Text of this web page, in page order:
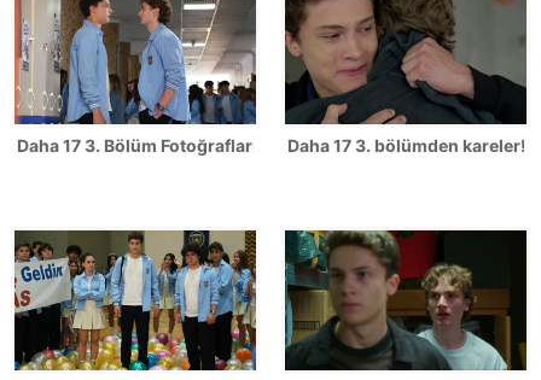
Daha 17 3. Bölüm Fotoğrafları Daha 17 3. bölümden kareler!